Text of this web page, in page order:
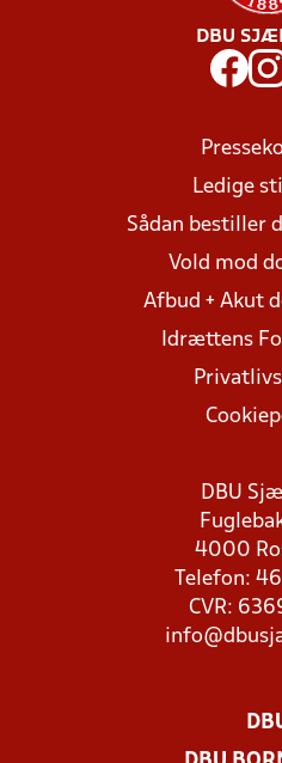
DBU
Ledige
Sådan bestiller
Vold mod
Afbud + Akut
Idrættens
DBU
4000
Telefon:
CVR: